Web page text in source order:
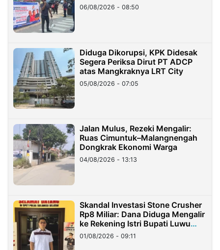
06/08/2026 - 08:50
Diduga Dikorupsi, KPK Didesak
Segera Periksa Dirut PT ADCP
atas Mangkraknya LRT City
05/08/2026 - 07:05
Jalan Mulus, Rezeki Mengalir:
Ruas Cimuntuk–Malangnengah
Dongkrak Ekonomi Warga
04/08/2026 - 13:13
Skandal Investasi Stone Crusher
Rp8 Miliar: Dana Diduga Mengalir
ke Rekening Istri Bupati Luwu
Timur
01/08/2026 - 09:11